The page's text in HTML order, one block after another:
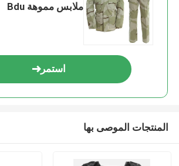
ملابس مموهة Bdu
استمر
المنتجات الموصى بها